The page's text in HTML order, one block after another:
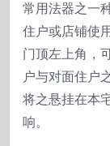
常用法器之一
住户或店铺使
门顶左上角，
户与对面住户
将之悬挂在本
响。